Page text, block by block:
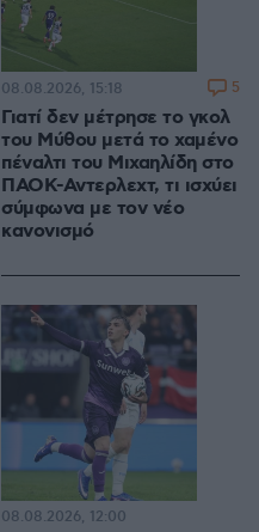
Γιατί δεν μέτρησε το γκολ
του Μύθου μετά το χαμένο
πέναλτι του Μιχαηλίδη στο
ΠΑΟΚ-Αντερλεχτ, τι ισχύει
σύμφωνα με τον νέο
κανονισμό
08.08.2026, 15:18 5
08.08.2026, 12:00